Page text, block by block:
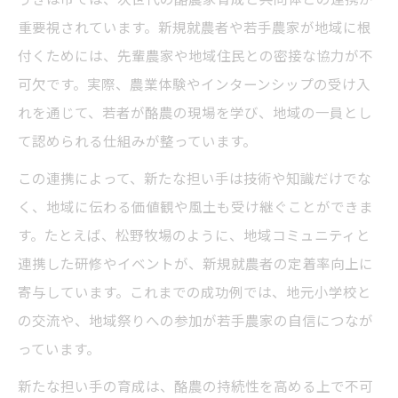
重要視されています。新規就農者や若手農家が地域に根
付くためには、先輩農家や地域住民との密接な協力が不
可欠です。実際、農業体験やインターンシップの受け入
れを通じて、若者が酪農の現場を学び、地域の一員とし
て認められる仕組みが整っています。
この連携によって、新たな担い手は技術や知識だけでな
く、地域に伝わる価値観や風土も受け継ぐことができま
す。たとえば、松野牧場のように、地域コミュニティと
連携した研修やイベントが、新規就農者の定着率向上に
寄与しています。これまでの成功例では、地元小学校と
の交流や、地域祭りへの参加が若手農家の自信につなが
っています。
新たな担い手の育成は、酪農の持続性を高める上で不可